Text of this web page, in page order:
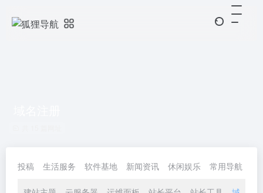
投稿 生活服务 软件基地 新闻资讯 休闲娱乐 常用导航